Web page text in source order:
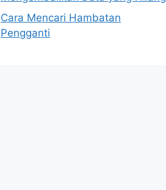
Cara Mencari Hambatan
Pengganti